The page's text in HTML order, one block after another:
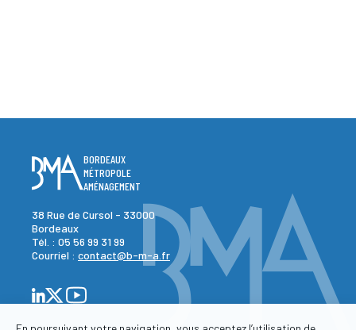
BORDEAUX
MÉTROPOLE
AMÉNAGEMENT
38 Rue de Cursol - 33000
Bordeaux
Tél. : 05 56 99 31 99
Courriel : contact@b-m-a.fr